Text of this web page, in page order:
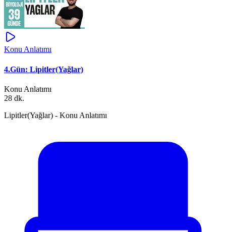
Konu Anlatımı
4.Gün: Lipitler(Yağlar)
Konu Anlatımı
28 dk.
Lipitler(Yağlar) - Konu Anlatımı